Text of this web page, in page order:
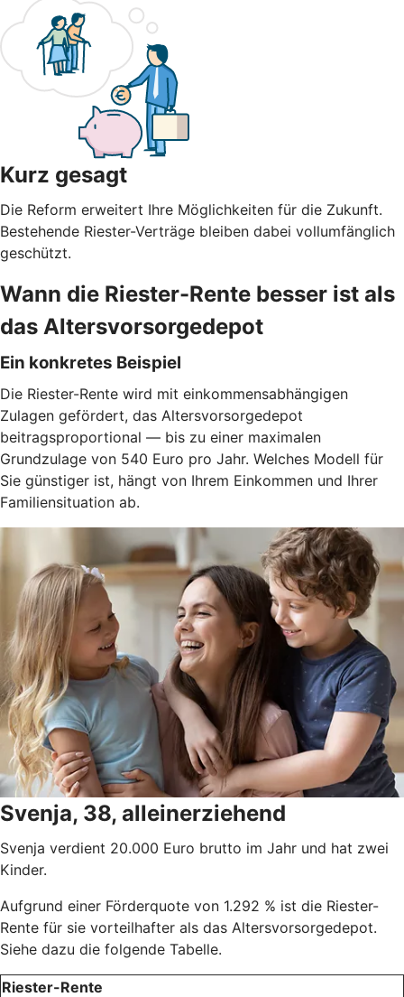
Kurz gesagt
Die Reform erweitert Ihre Möglichkeiten für die Zukunft.
Bestehende Riester-Verträge bleiben dabei vollumfänglich
geschützt.
Wann die Riester-Rente besser ist als
das Altersvorsorgedepot
Ein konkretes Beispiel
Die Riester-Rente wird mit einkommensabhängigen
Zulagen gefördert, das Altersvorsorgedepot
beitragsproportional — bis zu einer maximalen
Grundzulage von 540 Euro pro Jahr. Welches Modell für
Sie günstiger ist, hängt von Ihrem Einkommen und Ihrer
Familiensituation ab.
Svenja, 38, alleinerziehend
Svenja verdient 20.000 Euro brutto im Jahr und hat zwei
Kinder.
Aufgrund einer Förderquote von 1.292 % ist die Riester-
Rente für sie vorteilhafter als das Altersvorsorgedepot.
Siehe dazu die folgende Tabelle.
Riester-Rente